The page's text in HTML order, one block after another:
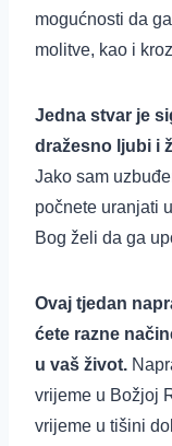
mogućnosti da
molitve, kao i
Jedna stvar je
dražesno ljubi i
Jako sam
počnete uranjati
Bog želi da ga
Ovaj tjedan
ćete razne
u vaš život.
vrijeme u Božjoj
vrijeme u tišini